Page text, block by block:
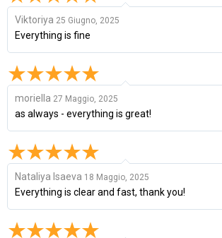
Viktoriya 25 Giugno, 2025
Everything is fine
moriella 27 Maggio, 2025
as always - everything is great!
Nataliya Isaeva 18 Maggio, 2025
Everything is clear and fast, thank you!